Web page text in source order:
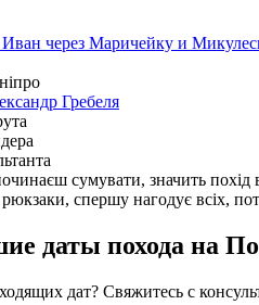
через Маричейку и
Гребеля
сумувати, значить
рюкзаки, спершу нагодує всіх,
даты похода на
дат? Свяжитесь с